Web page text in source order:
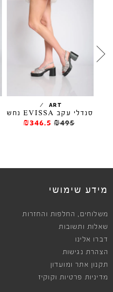
ART
/
סנדלי עקב EVISSA נחש
₪495
₪346.5
מידע שימושי
משלוחים , החלפות והחזרות
שאלות ותשובות
דברו אלינו
הצהרת נגישות
תקנון אתר ומועדון
מדיניות פרטיות וקוקיז